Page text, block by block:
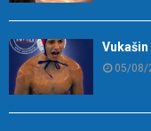
05/08/